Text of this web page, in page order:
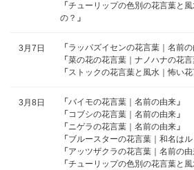
「 チューリップの色別の花言葉と
の？ 」
3月7日 「 ラッパズイセンの花言葉｜名前
「 菜の花の花言葉｜ナノハナの花
「 ストックの花言葉と風水｜怖い
3月8日 「 バイモの花言葉｜名前の由来 」
「 コブシの花言葉｜名前の由来 」
「 ニゲラの花言葉｜名前の由来 」
「 ブルースターの花言葉｜和名は
「 アッツザクラの花言葉｜名前の
「 チューリップの色別の花言葉と